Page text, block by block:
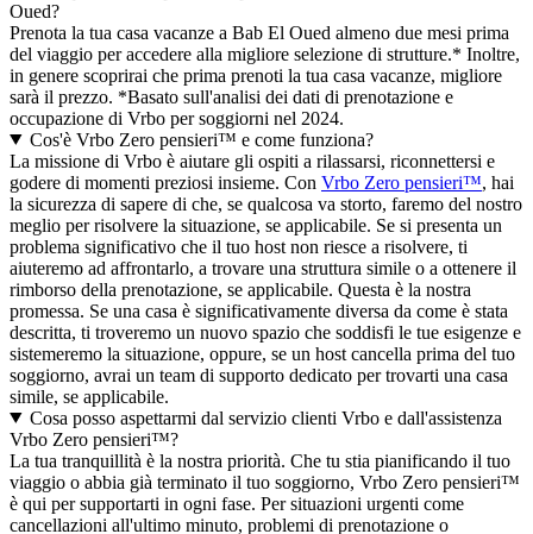
Oued?
Prenota la tua casa vacanze a Bab El Oued almeno due mesi prima
del viaggio per accedere alla migliore selezione di strutture.* Inoltre,
in genere scoprirai che prima prenoti la tua casa vacanze, migliore
sarà il prezzo. *Basato sull'analisi dei dati di prenotazione e
occupazione di Vrbo per soggiorni nel 2024.
Cos'è Vrbo Zero pensieri™ e come funziona?
La missione di Vrbo è aiutare gli ospiti a rilassarsi, riconnettersi e
godere di momenti preziosi insieme. Con Vrbo Zero pensieri™, hai
la sicurezza di sapere di che, se qualcosa va storto, faremo del nostro
meglio per risolvere la situazione, se applicabile. Se si presenta un
problema significativo che il tuo host non riesce a risolvere, ti
aiuteremo ad affrontarlo, a trovare una struttura simile o a ottenere il
rimborso della prenotazione, se applicabile. Questa è la nostra
promessa. Se una casa è significativamente diversa da come è stata
descritta, ti troveremo un nuovo spazio che soddisfi le tue esigenze e
sistemeremo la situazione, oppure, se un host cancella prima del tuo
soggiorno, avrai un team di supporto dedicato per trovarti una casa
simile, se applicabile.
Cosa posso aspettarmi dal servizio clienti Vrbo e dall'assistenza
Vrbo Zero pensieri™?
La tua tranquillità è la nostra priorità. Che tu stia pianificando il tuo
viaggio o abbia già terminato il tuo soggiorno, Vrbo Zero pensieri™
è qui per supportarti in ogni fase. Per situazioni urgenti come
cancellazioni all'ultimo minuto, problemi di prenotazione o